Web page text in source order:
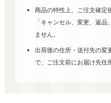
商品の特性上、ご注文確定
「キャンセル、変更、返
ません。
出荷後の住所・送付先の変
で、ご注文前にお届け先住